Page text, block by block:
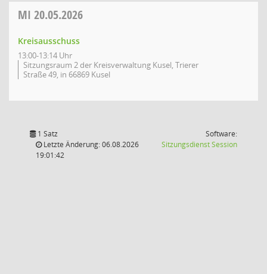
MI 20.05.2026
Kreisausschuss
13:00-13:14 Uhr
Sitzungsraum 2 der Kreisverwaltung Kusel, Trierer
Straße 49, in 66869 Kusel
1 Satz
Letzte Änderung: 06.08.2026
19:01:42
Software:
SitzungsdienstSession(Wird in